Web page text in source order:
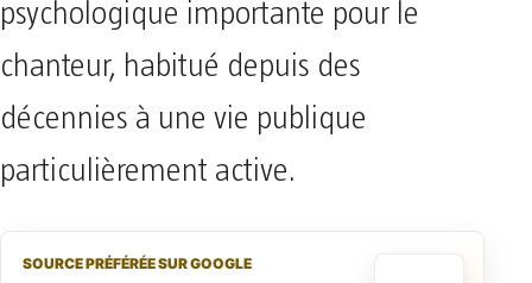
psychologique importante pour le
chanteur, habitué depuis des
décennies à une vie publique
particulièrement active.
SOURCE PRÉFÉRÉE SUR GOOGLE